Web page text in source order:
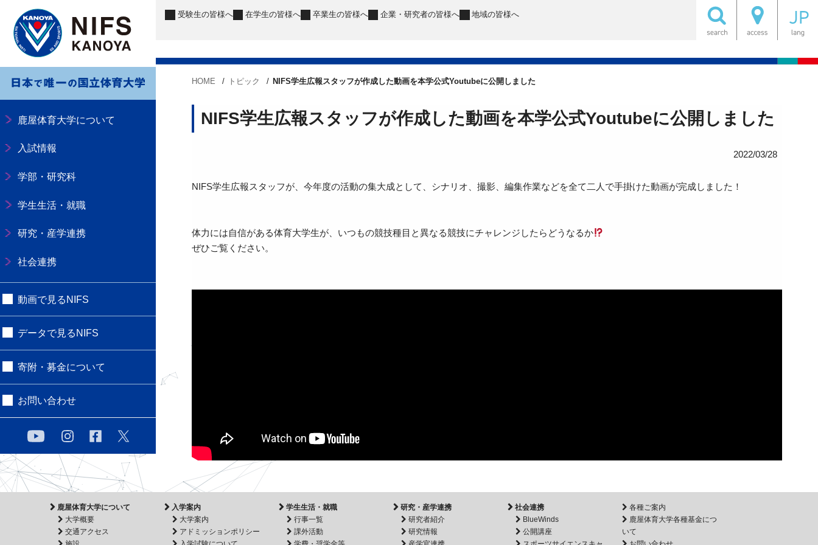
鹿屋体育大学について
入試情報
学部・研究科
学生生活・就職
研究・産学連携
社会連携
動画で見るNIFS
データで見るNIFS
寄附・募金について
お問い合わせ
受験生の皆様へ 在学生の皆様へ 卒業生の皆様へ 企業・研究者の皆様へ 地域の皆様へ
HOME トピック NIFS学生広報スタッフが作成した動画を本学公式Youtubeに公開しました
NIFS学生広報スタッフが作成した動画を本学公式Youtubeに公開しました
2022/03/28
NIFS学生広報スタッフが、今年度の活動の集大成として、シナリオ、撮影、編集作業などを全て二人で手掛けた動画が完成しました！
体力には自信がある体育大学生が、いつもの競技種目と異なる競技にチャレンジしたらどうなるか
ぜひご覧ください。
鹿屋体育大学について
大学概要
交通アクセス
入学案内
大学案内
アドミッションポリシー
学生生活・就職
行事一覧
課外活動
研究・産学連携
研究者紹介
研究情報
社会連携
BlueWinds
公開講座
各種ご案内
鹿屋体育大学各種基金につ
いて